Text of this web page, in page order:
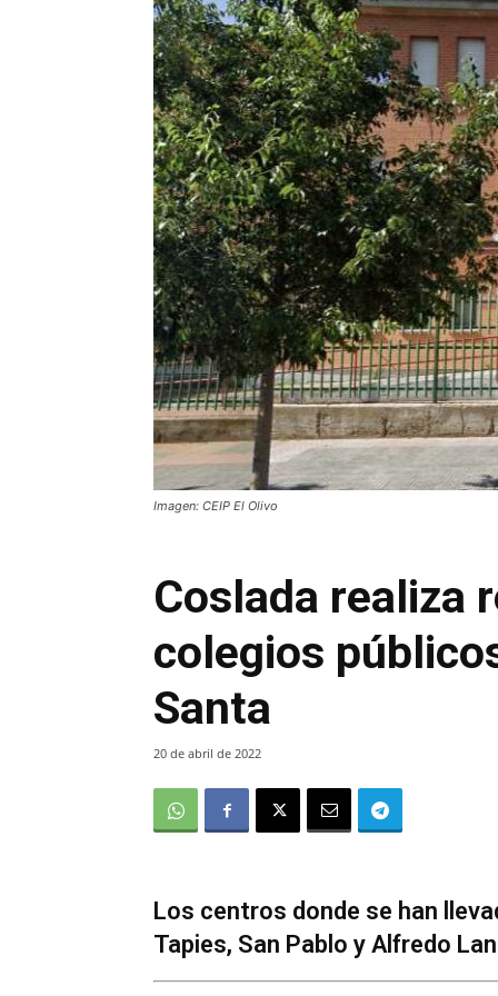
Imagen: CEIP El Olivo
Coslada realiza
colegios
Santa
20 de abril de 2022
Los centros donde se han
Tapies, San Pablo y Alfredo